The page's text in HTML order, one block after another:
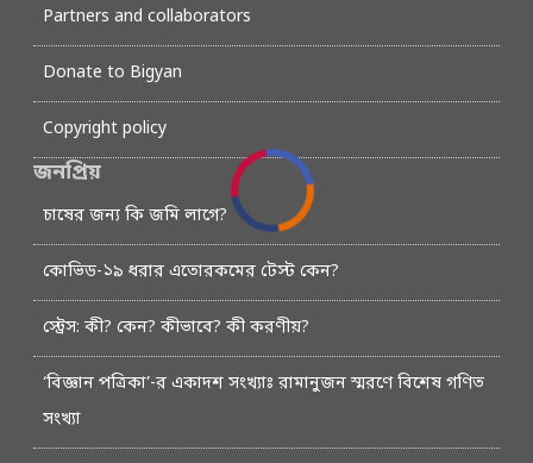
Partners and collaborators
Donate to Bigyan
Copyright policy
জনপ্রিয়
চাষের জন্য কি জমি লাগে?
কোভিড-১৯ ধরার এতোরকমের টেস্ট কেন?
স্ট্রেস: কী? কেন? কীভাবে? কী করণীয়?
‘বিজ্ঞান পত্রিকা’-র একাদশ সংখ্যাঃ রামানুজন স্মরণে বিশেষ গণিত
সংখ্যা